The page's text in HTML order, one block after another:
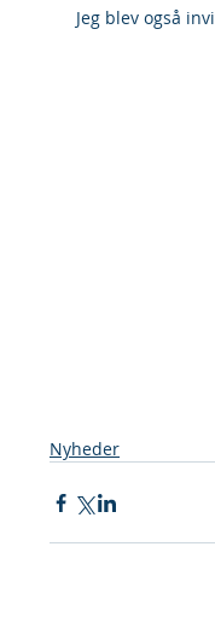
Jeg blev også
Nyheder